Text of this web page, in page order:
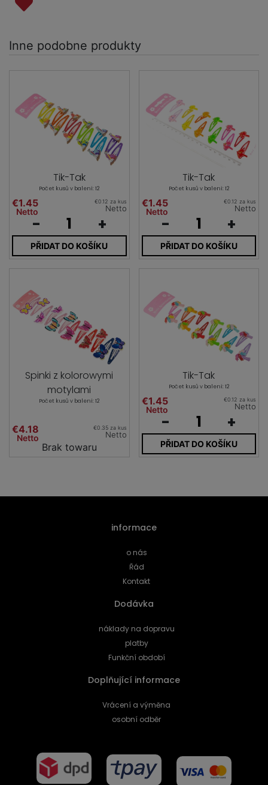
Inne podobne produkty
Tik-Tak
Počet kusů v balení: 12
€1.45
Netto
€0.12 za kus
Netto
- +
PŘIDAT DO KOŠÍKU
Tik-Tak
Počet kusů v balení: 12
€1.45
Netto
€0.12 za kus
Netto
- +
PŘIDAT DO KOŠÍKU
Spinki z kolorowymi
motylami
Počet kusů v balení: 12
€4.18
Netto
€0.35 za kus
Netto
Brak towaru
Tik-Tak
Počet kusů v balení: 12
€1.45
Netto
€0.12 za kus
Netto
- +
PŘIDAT DO KOŠÍKU
informace
o nás
Řád
Kontakt
Dodávka
náklady na dopravu
platby
Funkční období
Doplňující informace
Vrácení a výměna
osobní odběr